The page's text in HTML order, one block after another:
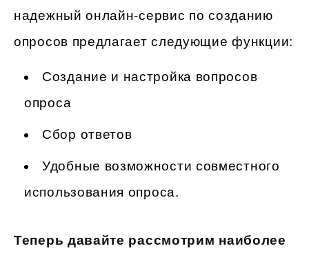
надежный онлайн-сервис по созданию
опросов предлагает следующие функции:
Создание и настройка вопросов
опроса
Сбор ответов
Удобные возможности совместного
использования опроса.
Теперь давайте рассмотрим наиболее